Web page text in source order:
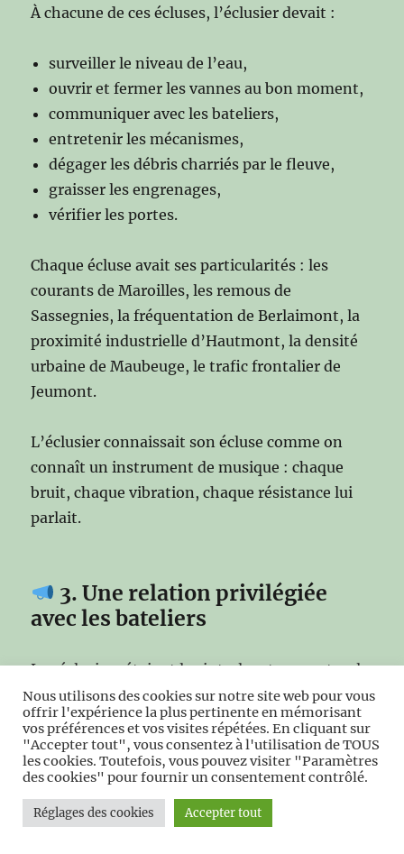
À chacune de ces écluses, l’éclusier devait :
surveiller le niveau de l’eau,
ouvrir et fermer les vannes au bon moment,
communiquer avec les bateliers,
entretenir les mécanismes,
dégager les débris charriés par le fleuve,
graisser les engrenages,
vérifier les portes.
Chaque écluse avait ses particularités : les
courants de Maroilles, les remous de
Sassegnies, la fréquentation de Berlaimont, la
proximité industrielle d’Hautmont, la densité
urbaine de Maubeuge, le trafic frontalier de
Jeumont.
L’éclusier connaissait son écluse comme on
connaît un instrument de musique : chaque
bruit, chaque vibration, chaque résistance lui
parlait.
3. Une relation privilégiée
avec les bateliers
Les éclusiers étaient les interlocuteurs naturels
des bateliers. On se saluait de loin, on se
reconnaissait, on échangeait des nouvelles.
ÀBerlaimont, on parlait du marché. À
Pont‑sur‑Sambre, on évoquait les ateliers. À
Hautmont, on discutait des usines. À
Nous utilisons des cookies sur notre site web pour vous
offrir l'expérience la plus pertinente en mémorisant
vos préférences et vos visites répétées. En cliquant sur
"Accepter tout", vous consentez à l'utilisation de TOUS
les cookies. Toutefois, vous pouvez visiter "Paramètres
des cookies" pour fournir un consentement contrôlé.
Réglages des cookies Accepter tout